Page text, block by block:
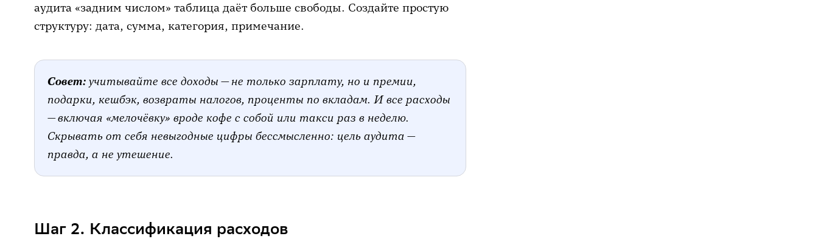
аудита «задним числом» таблица даёт больше свободы. Создайте простую
структуру: дата, сумма, категория, примечание.
Совет: учитывайте все доходы — не только зарплату, но и премии,
подарки, кешбэк, возвраты налогов, проценты по вкладам. И все расходы
— включая «мелочёвку» вроде кофе с собой или такси раз в неделю.
Скрывать от себя невыгодные цифры бессмысленно: цель аудита —
правда, а не утешение.
Шаг 2. Классификация расходов